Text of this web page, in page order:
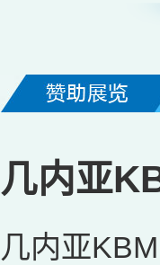
2、注册表及会务费到帐后方可
4、如遇不可抗力因素（战争、
几内亚
几内亚